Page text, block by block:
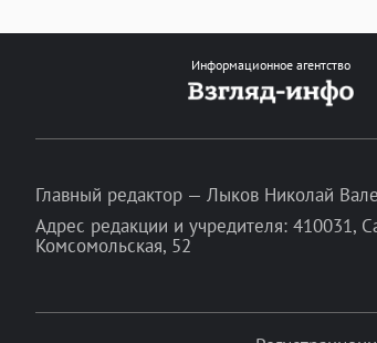
Информационное агентство
Главный редактор — Лыков Николай
Адрес редакции и учредителя: 410031,
Комсомольская, 52